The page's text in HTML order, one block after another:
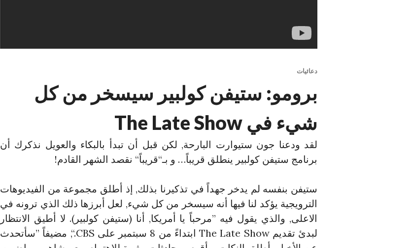
دعائيات
برومو: ستيفن كولبير سيسخر من كل
شيء في The Late Show
لقد ودعنا جون ستيوارت البارحة, لكن قبل أن تبدأ بالبكاء والعويل نذكرك أن
برنامج ستيفن كولبير ينطلق قريباً… و بـ“قريباً“ نقصد الشهر القادم!
ستيفن بنفسه لم يدخر جهداً في تذكيرنا بذلك, إذ أطلق مجموعة من الفيديوهات
الترويجية يؤكد لنا فيها أنه سيسخر من كل شيء, لعل أبرزها ذلك الذي ترونه في
الاعلى, والذي يقول فيه ”مرحباً يا أمريكا, أنا (ستيفن كولبير). لا أطيق الانتظار
لبدئ تقديم The Late Show ابتداءً من 8 سبتمبر على CBS.“, مضيفاً ”سأتحدث